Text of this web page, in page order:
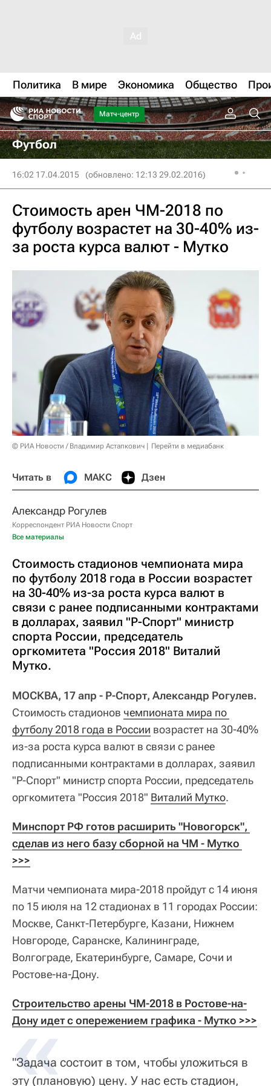
Политика В мире Экономика Общество
Матч-центр
Футбол
16:02 17.04.2015 (обновлено: 12:13 29.02.2016)
Стоимость арен ЧМ-2018 по
футболу возрастет на 30-40% из-
за роста курса валют - Мутко
© РИА Новости / Владимир Астапкович Перейти в медиабанк
Читать в МАКС Дзен
Александр Рогулев
Корреспондент РИА Новости Спорт
Все материалы
Стоимость стадионов чемпионата мира
по футболу 2018 года в России возрастет
на 30-40% из-за роста курса валют в
связи с ранее подписанными контрактами
в долларах, заявил "Р-Спорт" министр
спорта России, председатель
оргкомитета "Россия 2018" Виталий
Мутко.
МОСКВА, 17 апр - Р-Спорт, Александр Рогулев.
Стоимость стадионов чемпионата мира по
футболу 2018 года в России возрастет на 30-40%
из-за роста курса валют в связи с ранее
подписанными контрактами в долларах, заявил
"Р-Спорт" министр спорта России, председатель
оргкомитета "Россия 2018" Виталий Мутко.
Минспорт РФ готов расширить "Новогорск",
сделав из него базу сборной на ЧМ - Мутко
>>>
Матчи чемпионата мира-2018 пройдут с 14 июня
по 15 июля на 12 стадионах в 11 городах России:
Москве, Санкт-Петербурге, Казани, Нижнем
Новгороде, Саранске, Калининграде,
Волгограде, Екатеринбурге, Самаре, Сочи и
Ростове-на-Дону.
Строительство арены ЧМ-2018 в Ростове-на-
Дону идет с опережением графика - Мутко >>>
"Задача состоит в том, чтобы уложиться в
эту (плановую) цену. У нас есть стадион,